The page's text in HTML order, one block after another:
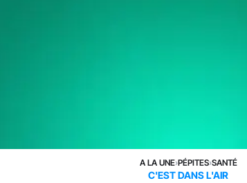
A LA UNE›PÉPITES›SANTÉ
C'EST DANS L'AIR